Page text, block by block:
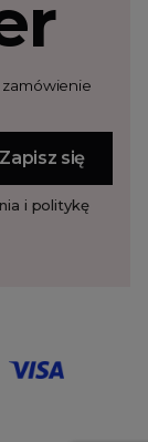
zamówienie
i politykę